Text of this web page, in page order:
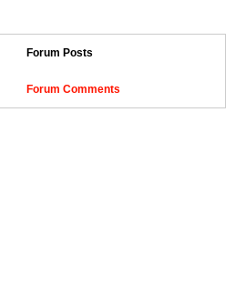
Forum Posts
Forum Comments